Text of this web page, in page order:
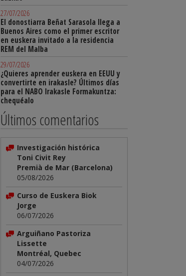
27/07/2026
El donostiarra Beñat Sarasola llega a
Buenos Aires como el primer escritor
en euskera invitado a la residencia
REM del Malba
29/07/2026
¿Quieres aprender euskera en EEUU y
convertirte en irakasle? Últimos días
para el NABO Irakasle Formakuntza:
chequéalo
Últimos comentarios
Investigación histórica
Toni Civit Rey
Premià de Mar (Barcelona)
05/08/2026
Curso de Euskera Biok
Jorge
06/07/2026
Arguiñano Pastoriza
Lissette
Montréal, Quebec
04/07/2026